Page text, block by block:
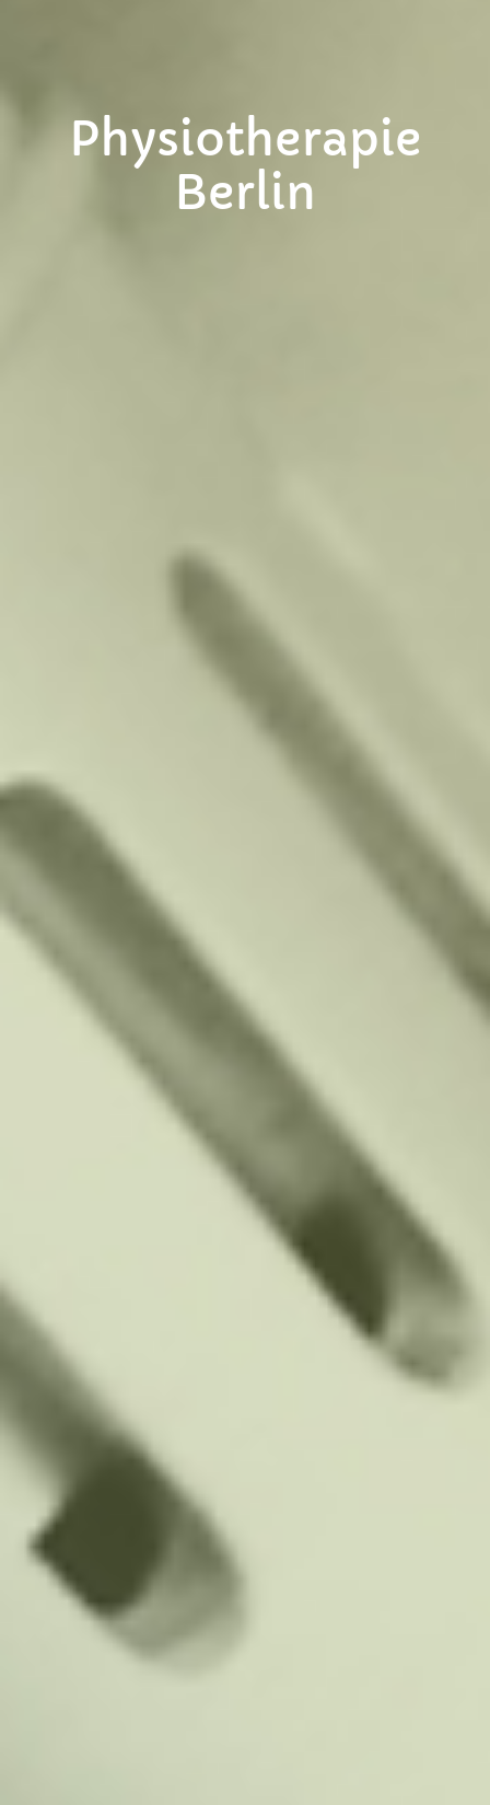
Medizinische
Trainingstherapie